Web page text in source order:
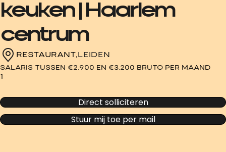
keuken | Haarlem
centrum
RESTAURANT, LEIDEN
SALARIS TUSSEN €2.900 EN €3.200 BRUTO PER MAAND
1
Direct solliciteren
Stuur mij toe per mail